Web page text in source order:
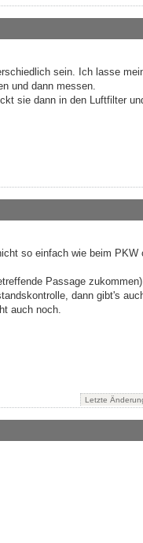
sein. Ich lasse
und dann messen.
sie dann in den Luftfilter
so einfach wie beim PKW
Passage zukommen)
dann gibt's
auch noch.
Letzte